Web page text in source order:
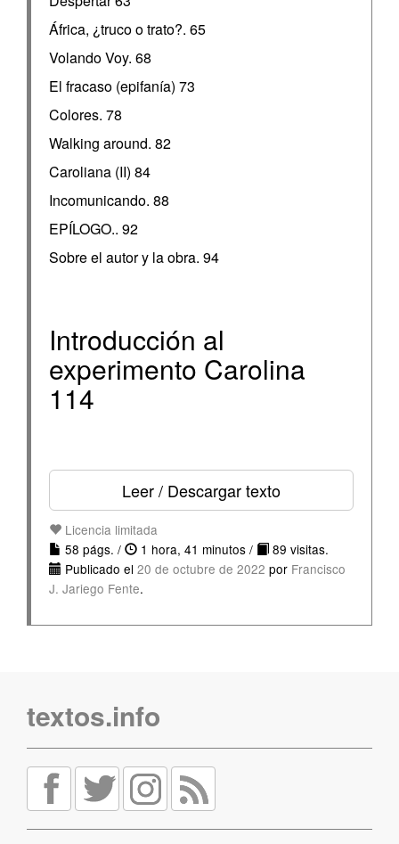
África, ¿truco o trato?. 65
Volando Voy. 68
El fracaso (epifanía) 73
Colores. 78
Walking around. 82
Caroliana (II) 84
Incomunicando. 88
EPÍLOGO.. 92
Sobre el autor y la obra. 94
Introducción al
experimento Carolina
114
Leer / Descargar texto
Licencia limitada
58 págs. /
1 hora, 41 minutos /
89 visitas.
Publicado el 20 de octubre de 2022 por Francisco
J. Jariego Fente.
textos.info